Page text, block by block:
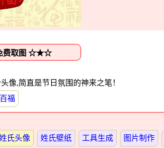
像,简直是节日氛围的神来之笔！
福
氏头像 姓氏壁纸 工具生成 图片制作